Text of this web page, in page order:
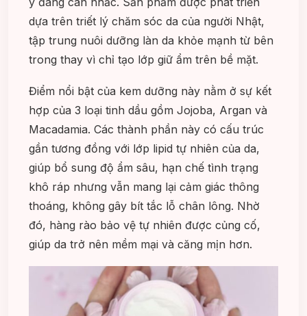
dựa trên triết lý chăm sóc da của người Nhật,
tập trung nuôi dưỡng làn da khỏe mạnh từ bên
trong thay vì chỉ tạo lớp giữ ẩm trên bề mặt.
Điểm nổi bật của kem dưỡng này nằm ở sự kết
hợp của 3 loại tinh dầu gồm Jojoba, Argan và
Macadamia. Các thành phần này có cấu trúc
gần tương đồng với lớp lipid tự nhiên của da,
giúp bổ sung độ ẩm sâu, hạn chế tình trạng
khô ráp nhưng vẫn mang lại cảm giác thông
thoáng, không gây bít tắc lỗ chân lông. Nhờ
đó, hàng rào bảo vệ tự nhiên được củng cố,
giúp da trở nên mềm mại và căng mịn hơn.